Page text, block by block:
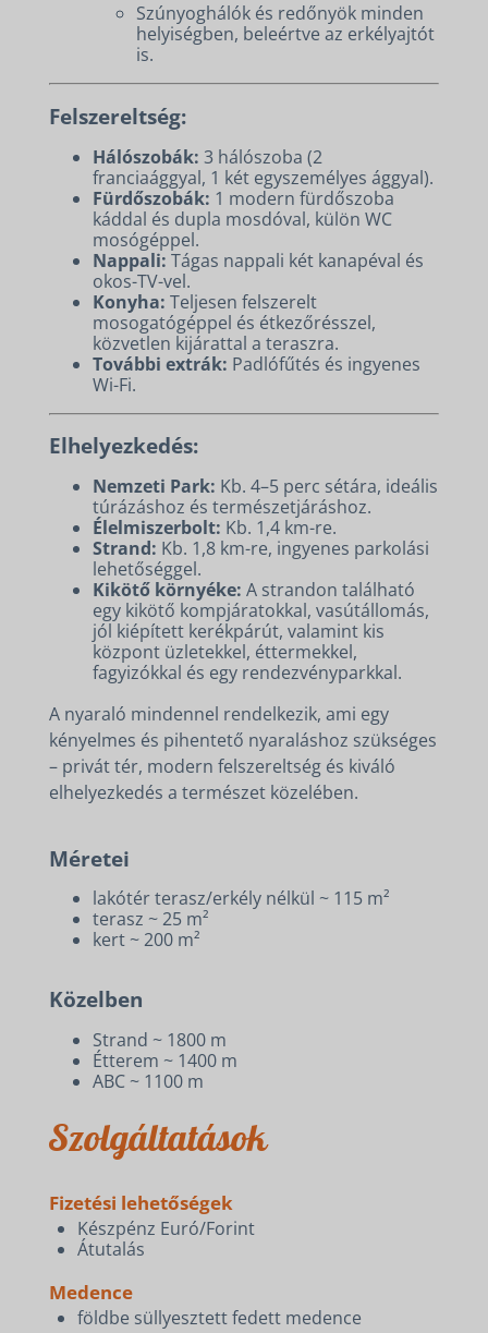
Szúnyoghálók és redőnyök minden
helyiségben, beleértve az erkélyajtót
is.
Felszereltség:
Hálószobák: 3 hálószoba (2
franciaággyal, 1 két egyszemélyes ággyal).
Fürdőszobák: 1 modern fürdőszoba
káddal és dupla mosdóval, külön WC
mosógéppel.
Nappali: Tágas nappali két kanapéval és
okos-TV-vel.
Konyha: Teljesen felszerelt
mosogatógéppel és étkezőrésszel,
közvetlen kijárattal a teraszra.
További extrák: Padlófűtés és ingyenes
Wi-Fi.
Elhelyezkedés:
Nemzeti Park: Kb. 4–5 perc sétára, ideális
túrázáshoz és természetjáráshoz.
Élelmiszerbolt: Kb. 1,4 km-re.
Strand: Kb. 1,8 km-re, ingyenes parkolási
lehetőséggel.
Kikötő környéke: A strandon található
egy kikötő kompjáratokkal, vasútállomás,
jól kiépített kerékpárút, valamint kis
központ üzletekkel, éttermekkel,
fagyizókkal és egy rendezvényparkkal.
A nyaraló mindennel rendelkezik, ami egy
kényelmes és pihentető nyaraláshoz szükséges
– privát tér, modern felszereltség és kiváló
elhelyezkedés a természet közelében.
Méretei
lakótér terasz/erkély nélkül ~ 115 m²
terasz ~ 25 m²
kert ~ 200 m²
Közelben
Strand ~ 1800 m
Étterem ~ 1400 m
ABC ~ 1100 m
Szolgáltatások
Fizetési lehetőségek
Készpénz Euró/Forint
Átutalás
Medence
földbe süllyesztett fedett medence